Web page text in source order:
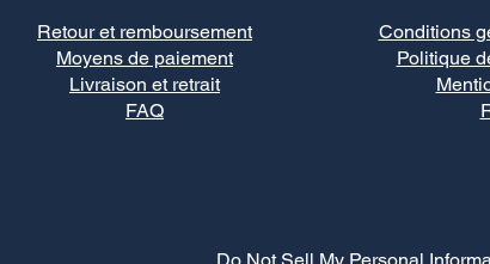
Retour et remboursement
Moyens de paiement
Livraison et retrait
FAQ
Conditions
Politique